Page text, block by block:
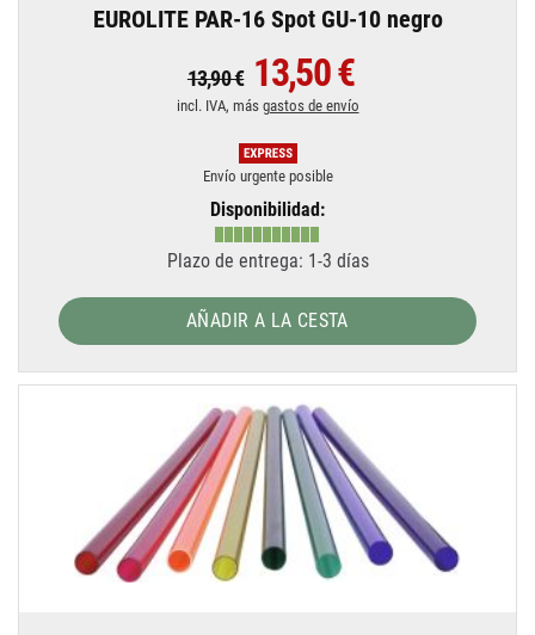
EUROLITE PAR-16 Spot GU-10 negro
13,90 € 13,50 €
incl. IVA, más gastos de envío
Envío urgente posible
Disponibilidad:
Plazo de entrega: 1-3 días
AÑADIR A LA CESTA